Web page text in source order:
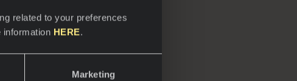
related to your preferences
information HERE.
Marketing